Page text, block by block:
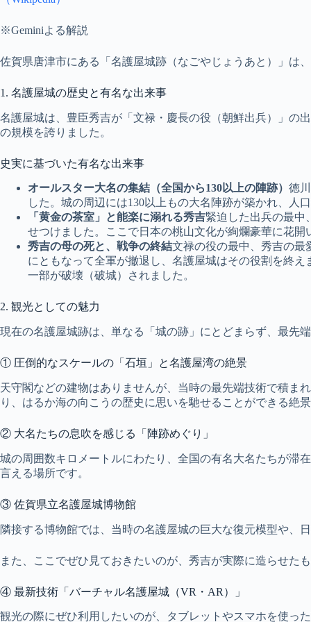
※Geminiよる解説
佐賀県唐津市にある「名護屋城跡（なごやじょうあと）」は
1. 名護屋城の歴史と有名な出来事
名護屋城は、豊臣秀吉が「文禄・慶長の役（朝鮮出兵）」の
の規模を誇りました。
史実に基づいた有名な出来事
オールスター大名の集結（全国から130以上の陣跡） 徳
した。城の周辺には130以上もの大名陣跡が築かれ、人
「黄金の茶室」と能楽に溺れる秀吉緊迫した出兵の最中
せつけました。ここで日本の桃山文化が絢爛豪華に花開
秀吉の母の死と、戦争の終結文禄の役の最中、秀吉の最
にともなって全軍が撤退し、名護屋城はその役割を終
一部が破壊（破城）されました。
2. 観光としての魅力
現在の名護屋城跡は、単なる「城の跡」にとどまらず、最先
① 圧倒的なスケールの「石垣」と名護屋湾の絶景
天守閣などの建物はありませんが、当時の最先端技術で積ま
り、はるか海の向こうの歴史に思いを馳せることができる絶景
② 大名たちの息吹を感じる「陣跡めぐり」
城の周囲数キロメートルにわたり、全国の有名大名たちが滞
言える場所です。
③ 佐賀県立名護屋城博物館
隣接する博物館では、当時の名護屋城の巨大な復元模型や、
また、ここでぜひ見ておきたいのが、秀吉が実際に造らせた
④ 最新技術「バーチャル名護屋城（VR・AR）」
観光の際にぜひ利用したいのが、タブレットやスマホを使っ